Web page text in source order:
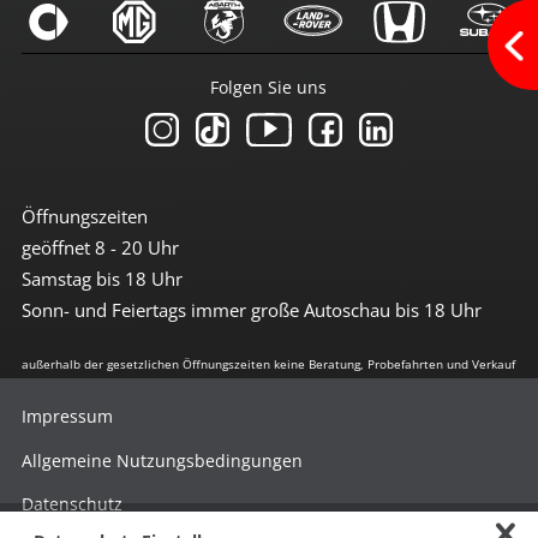
Einparkhilfe hinten
el. Stabilitätsprogramm
Geschwindigkeit-Begrenzungsanlage
LED-Tagfahrlicht
Traktionskontrolle
Wegfahrsperre
Getriebe
6-Gang Getriebe
Umwelt
E10-geeignet
grüne Feinstaubplakette
Start-Stop Automatik
Extras
Öffnungszeiten
geöffnet 8 - 20 Uhr
Samstag bis 18 Uhr
Sonn- und Feiertags immer große Autoschau bis 18 Uhr
Folgen Sie uns
außerhalb der gesetzlichen Öffnungszeiten keine Beratung, Probefahrten und Verkauf
Impressum
Allgemeine Nutzungsbedingungen
Datenschutz